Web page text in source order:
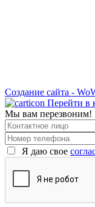
Создание сайта -
Перейти в
Мы вам перезвоним!
Я даю свое